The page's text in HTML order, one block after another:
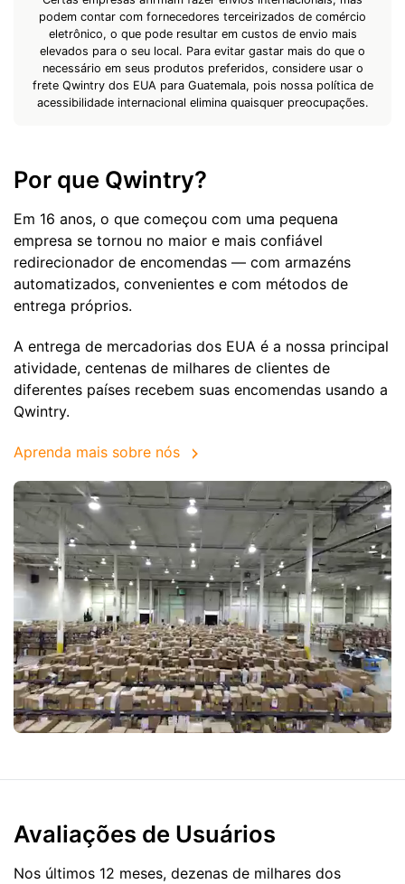
podem contar com fornecedores terceirizados de comércio
eletrônico, o que pode resultar em custos de envio mais
elevados para o seu local. Para evitar gastar mais do que o
necessário em seus produtos preferidos, considere usar o
frete Qwintry dos EUA para Guatemala, pois nossa política de
acessibilidade internacional elimina quaisquer preocupações.
Por que Qwintry?
Em 16 anos, o que começou com uma pequena
empresa se tornou no maior e mais confiável
redirecionador de encomendas — com armazéns
automatizados, convenientes e com métodos de
entrega próprios.
A entrega de mercadorias dos EUA é a nossa principal
atividade, centenas de milhares de clientes de
diferentes países recebem suas encomendas usando a
Qwintry.
Aprenda mais sobre nós
Avaliações de Usuários
Nos últimos 12 meses, dezenas de milhares dos